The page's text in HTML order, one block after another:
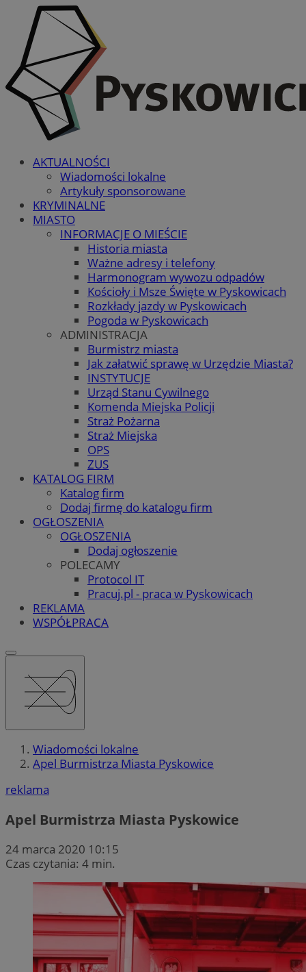
AKTUALNOŚCI
Wiadomości lokalne
Artykuły sponsorowane
KRYMINALNE
MIASTO
INFORMACJE O MIEŚCIE
Historia miasta
Ważne adresy i telefony
Harmonogram wywozu odpadów
Kościoły i Msze Święte w Pyskowicach
Rozkłady jazdy w Pyskowicach
Pogoda w Pyskowicach
ADMINISTRACJA
Burmistrz miasta
Jak załatwić sprawę w Urzędzie Miasta?
INSTYTUCJE
Urząd Stanu Cywilnego
Komenda Miejska Policji
Straż Pożarna
Straż Miejska
OPS
ZUS
KATALOG FIRM
Katalog firm
Dodaj firmę do katalogu firm
OGŁOSZENIA
OGŁOSZENIA
Dodaj ogłoszenie
POLECAMY
Protocol IT
Pracuj.pl - praca w Pyskowicach
REKLAMA
WSPÓŁPRACA
Wiadomości lokalne
Apel Burmistrza Miasta Pyskowice
reklama
Apel Burmistrza Miasta Pyskowice
24 marca 2020 10:15
Czas czytania: 4 min.